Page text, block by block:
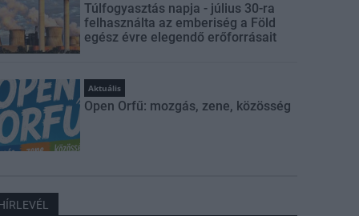
Túlfogyasztás napja - július 30-ra
felhasználta az emberiség a Föld
egész évre elegendő erőforrásait
Aktuális
Open Orfű: mozgás, zene, közösség